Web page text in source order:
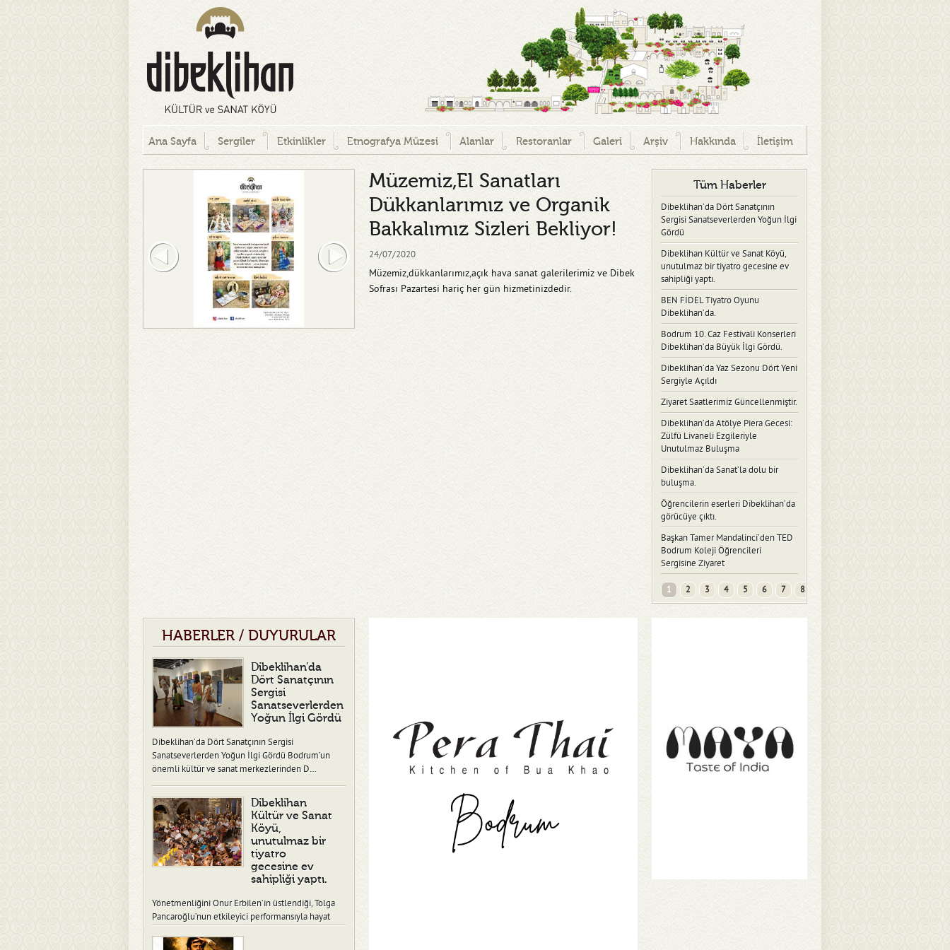
Ana Sayfa Sergiler Etkinlikler Etnografya Müzesi Alanlar Restoranlar Galeri Arşiv Hakkında İletişim
Müzemiz,El Sanatları
Dükkanlarımız ve Organik
Bakkalımız Sizleri Bekliyor!
24/07/2020
Müzemiz,dükkanlarımız,açık hava sanat galerilerimiz ve Dibek
Sofrası Pazartesi hariç her gün hizmetinizdedir.
Tüm Haberler
Dibeklihan’da Dört Sanatçının
Sergisi Sanatseverlerden Yoğun İlgi
Gördü
Dibeklihan Kültür ve Sanat Köyü,
unutulmaz bir tiyatro gecesine ev
sahipliği yaptı.
BEN FİDEL Tiyatro Oyunu
Dibeklihan’da.
Bodrum 10. Caz Festivali Konserleri
Dibeklihan’da Büyük İlgi Gördü.
Dibeklihan’da Yaz Sezonu Dört Yeni
Sergiyle Açıldı
Ziyaret Saatlerimiz Güncellenmiştir.
Dibeklihan’da Atölye Piera Gecesi:
Zülfü Livaneli Ezgileriyle
Unutulmaz Buluşma
Dibeklihan’da Sanat’la dolu bir
buluşma.
Öğrencilerin eserleri Dibeklihan’da
görücüye çıktı.
Başkan Tamer Mandalinci’den TED
Bodrum Koleji Öğrencileri
Sergisine Ziyaret
1 2 3 4 5 6 7 8
HABERLER / DUYURULAR
Dibeklihan’da
Dört Sanatçının
Sergisi
Sanatseverlerden
Yoğun İlgi Gördü
Dibeklihan’da Dört Sanatçının Sergisi
Sanatseverlerden Yoğun İlgi Gördü Bodrum’un
önemli kültür ve sanat merkezlerinden D…
Dibeklihan
Kültür ve Sanat
Köyü,
unutulmaz bir
tiyatro
gecesine ev
sahipliği yaptı.
Yönetmenliğini Onur Erbilen’in üstlendiği, Tolga
Pancaroğlu’nun etkileyici performansıyla hayat